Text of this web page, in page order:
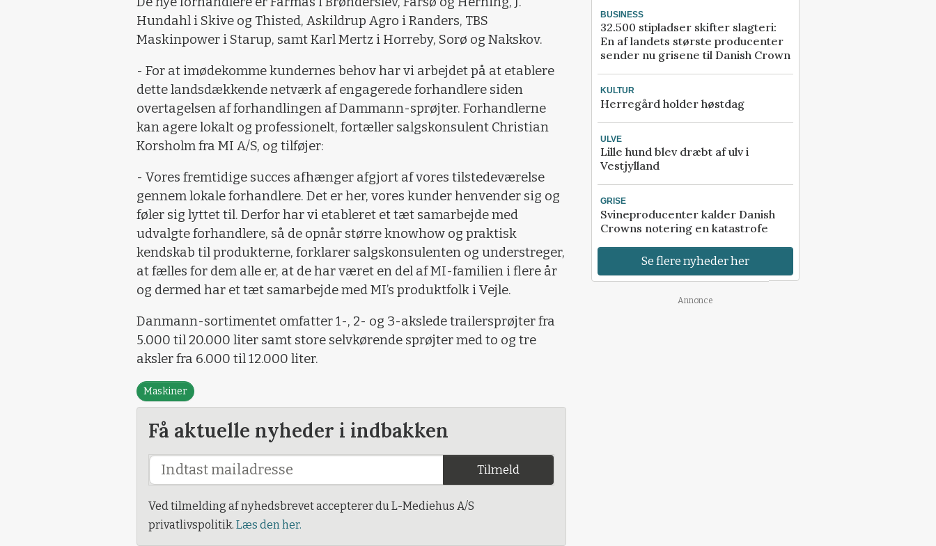
Hundahl i Skive og Thisted, Askildrup Agro i Randers, TBS
Maskinpower i Starup, samt Karl Mertz i Horreby, Sorø og Nakskov.
- For at imødekomme kundernes behov har vi arbejdet på at etablere
dette landsdækkende netværk af engagerede forhandlere siden
overtagelsen af forhandlingen af Dammann-sprøjter. Forhandlerne
kan agere lokalt og professionelt, fortæller salgskonsulent Christian
Korsholm fra MI A/S, og tilføjer:
- Vores fremtidige succes afhænger afgjort af vores tilstedeværelse
gennem lokale forhandlere. Det er her, vores kunder henvender sig og
føler sig lyttet til. Derfor har vi etableret et tæt samarbejde med
udvalgte forhandlere, så de opnår større knowhow og praktisk
kendskab til produkterne, forklarer salgskonsulenten og understreger,
at fælles for dem alle er, at de har været en del af MI-familien i flere år
og dermed har et tæt samarbejde med MI’s produktfolk i Vejle.
Danmann-sortimentet omfatter 1-, 2- og 3-akslede trailersprøjter fra
5.000 til 20.000 liter samt store selvkørende sprøjter med to og tre
aksler fra 6.000 til 12.000 liter.
Maskiner
Få aktuelle nyheder i indbakken
Tilmeld
Ved tilmelding af nyhedsbrevet accepterer du L-Mediehus A/S
privatlivspolitik. Læs den her.
BUSINESS
32.500 stipladser skifter slagteri:
En af landets største producenter
sender nu grisene til Danish Crown
KULTUR
Herregård holder høstdag
ULVE
Lille hund blev dræbt af ulv i
Vestjylland
GRISE
Svineproducenter kalder Danish
Crowns notering en katastrofe
Se flere nyheder her
Annonce